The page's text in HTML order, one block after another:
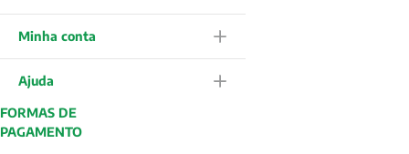
Minha conta
Ajuda
FORMAS DE
PAGAMENTO